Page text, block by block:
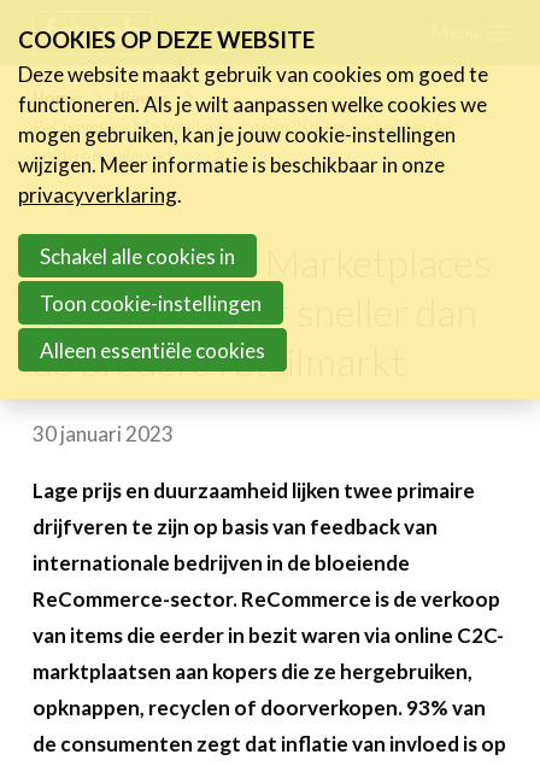
links
Jump
to
navigation
to
main
content
FR NL
Home
Nieuws
ReCommerce Marketplaces groeien 20 keer sneller dan de
bredere retailmarkt
ReCommerce Marketplaces
groeien 20 keer sneller dan
de bredere retailmarkt
30 januari 2023
Lage prijs en duurzaamheid lijken twee primaire
drijfveren te zijn op basis van feedback van
internationale bedrijven in de bloeiende
ReCommerce-sector. ReCommerce is de verkoop
van items die eerder in bezit waren via online C2C-
marktplaatsen aan kopers die ze hergebruiken,
opknappen, recyclen of doorverkopen. 93% van
de consumenten zegt dat inflatie van invloed is op
Nieuws
Nieuwsberichten
FeWeb Videos
Jobs in de sector
Activiteiten
Cases
Bedrijvenzoeker
Over FeWeb
Lid worden Account
Zoeken
COOKIES OP DEZE WEBSITE
Deze website maakt gebruik van cookies om goed te
functioneren. Als je wilt aanpassen welke cookies we
mogen gebruiken, kan je jouw cookie-instellingen
wijzigen. Meer informatie is beschikbaar in onze
privacyverklaring.
Schakel alle cookies in
Toon cookie-instellingen
Alleen essentiële cookies